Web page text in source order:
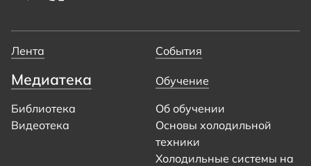
Лента События
Медиатека
Библиотека
Видеотека
Обучение
Об обучении
Основы холодильной
техники
Холодильные системы на